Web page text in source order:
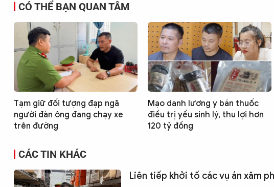
CÓ THỂ BẠN QUAN TÂM
Tạm giữ đối tượng đạp ngã
người đàn ông đang chạy xe
trên đường
Mạo danh lương y bán thuốc
điều trị yếu sinh lý, thu lợi hơn
120 tỷ đồng
CÁC TIN KHÁC
Liên tiếp khởi tố các vụ án xâm